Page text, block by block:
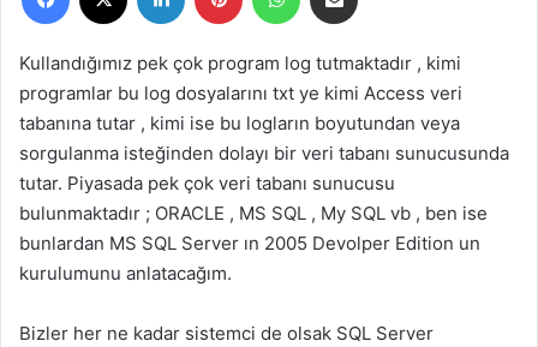
-
o
s
t
a
g
ö
d
r
Kullandığımız pek çok program log tutmaktadır , kimi
programlar bu log dosyalarını txt ye kimi Access veri
tabanına tutar , kimi ise bu logların boyutundan veya
sorgulanma isteğinden dolayı bir veri tabanı sunucusunda
tutar. Piyasada pek çok veri tabanı sunucusu
bulunmaktadır ; ORACLE , MS SQL , My SQL vb , ben ise
bunlardan MS SQL Server ın 2005 Devolper Edition un
kurulumunu anlatacağım.
Bizler her ne kadar sistemci de olsak SQL Server